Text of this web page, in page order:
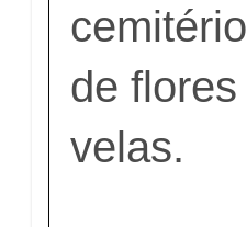
de
velas.